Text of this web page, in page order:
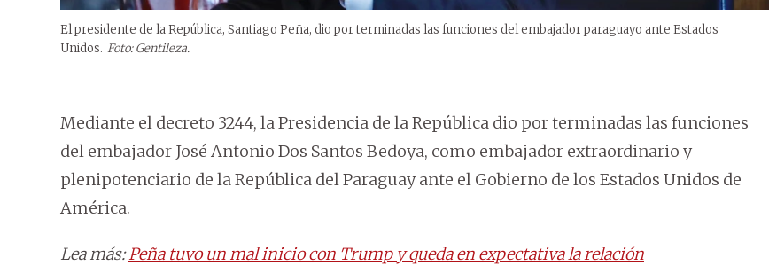
El presidente de la República, Santiago Peña, dio por terminadas las funciones del embajador paraguayo ante Estados
Unidos. Foto: Gentileza.
Mediante el decreto 3244, la Presidencia de la República dio por terminadas las funciones
del embajador José Antonio Dos Santos Bedoya, como embajador extraordinario y
plenipotenciario de la República del Paraguay ante el Gobierno de los Estados Unidos de
América.
Lea más:Peña tuvo un mal inicio con Trump y queda en expectativa la relación